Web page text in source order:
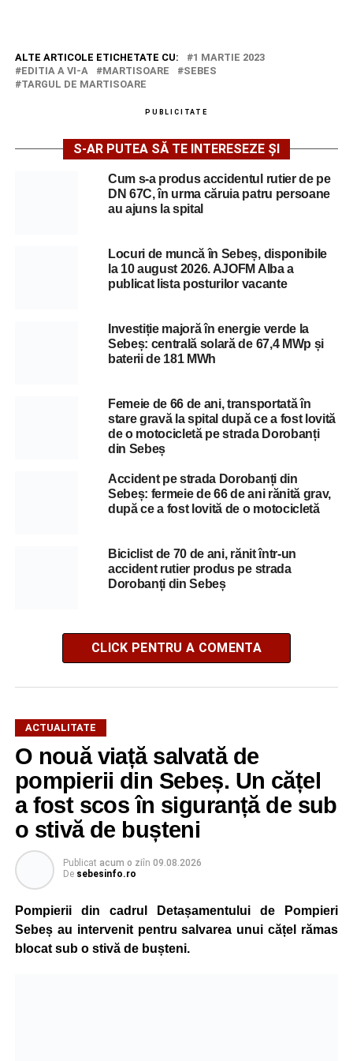
ALTE ARTICOLE ETICHETATE CU:
1 MARTIE 2023
EDITIA A VI-A
MARTISOARE
SEBES
TARGUL DE MARTISOARE
PUBLICITATE
S-AR PUTEA SĂ TE INTERESEZE ȘI
Cum s-a produs accidentul rutier de pe
DN 67C, în urma căruia patru persoane
au ajuns la spital
Locuri de muncă în Sebeș, disponibile
la 10 august 2026. AJOFM Alba a
publicat lista posturilor vacante
Investiție majoră în energie verde la
Sebeș: centrală solară de 67,4 MWp și
baterii de 181 MWh
Femeie de 66 de ani, transportată în
stare gravă la spital după ce a fost lovită
de o motocicletă pe strada Dorobanți
din Sebeș
Accident pe strada Dorobanți din
Sebeș: fermeie de 66 de ani rănită grav,
după ce a fost lovită de o motocicletă
Biciclist de 70 de ani, rănit într-un
accident rutier produs pe strada
Dorobanți din Sebeș
CLICK PENTRU A COMENTA
ACTUALITATE
O nouă viață salvată de
pompierii din Sebeș. Un cățel
a fost scos în siguranță de sub
o stivă de bușteni
Publicat acum o ziîn 09.08.2026
De sebesinfo.ro
Pompierii din cadrul Detașamentului de Pompieri
Sebeș au intervenit pentru salvarea unui cățel rămas
blocat sub o stivă de bușteni.